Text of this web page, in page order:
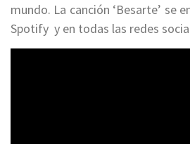
mundo. La canción ‘Besarte’ se
Spotify y en todas las redes